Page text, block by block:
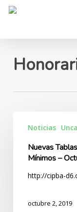
Skip
Tablas
Honorarios
2019
Noticias
Nuevas
Mínimos –
http://cipba-
octubre 2, 2019